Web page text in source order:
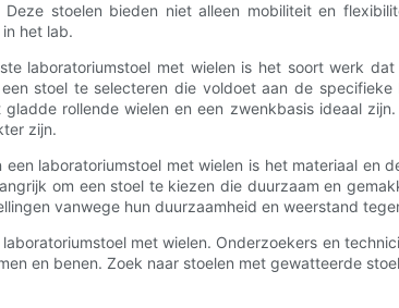
stoelen bieden niet alleen mobiliteit en
het lab.
laboratoriumstoel met wielen is het soort werk
​​stoel te selecteren die voldoet aan de
rollende wielen en een zwenkbasis ideaal
zijn.
laboratoriumstoel met wielen is het materiaal
om een ​​stoel te kiezen die duurzaam en
vanwege hun duurzaamheid en weerstand
met wielen. Onderzoekers en
en benen. Zoek naar stoelen met gewatteerde